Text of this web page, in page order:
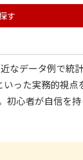
す
なデータ例で統
った実務的視点
心者が自信を